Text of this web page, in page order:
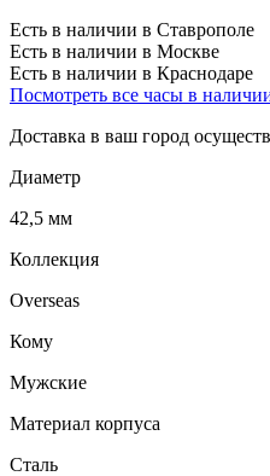
Есть в наличии в Ставрополе
Есть в наличии в Москве
Есть в наличии в Краснодаре
Посмотреть все часы в
Доставка в ваш город
Диаметр
42,5 мм
Коллекция
Overseas
Кому
Мужские
Материал корпуса
Сталь